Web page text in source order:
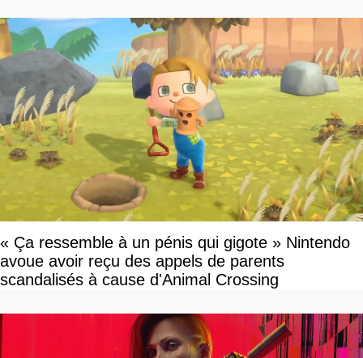
« Ça ressemble à un pénis qui gigote » Nintendo
avoue avoir reçu des appels de parents
scandalisés à cause d'Animal Crossing